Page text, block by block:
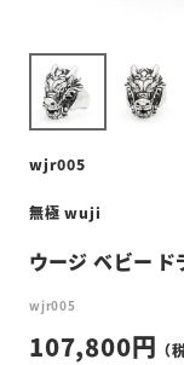
wjr005
無極 wuji
ウージ ベビー ド
wjr005
107,800